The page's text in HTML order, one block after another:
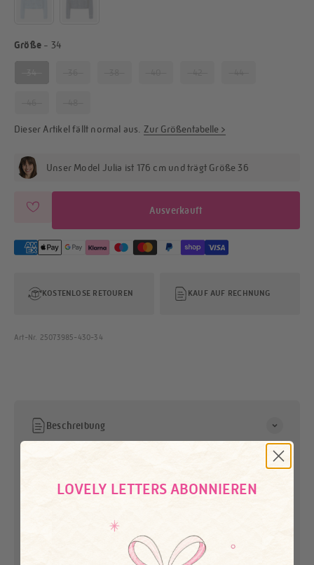
Größe - 34
Dieser Artikel fällt normal aus. Zur Größentabelle >
Unser Model Julia ist 176 cm und trägt Größe 36
Ausverkauft
KOSTENLOSE RETOUREN KAUF AUF RECHNUNG
Art-Nr. 25073985-430-34
Beschreibung
LOVELY LETTERS ABONNIEREN